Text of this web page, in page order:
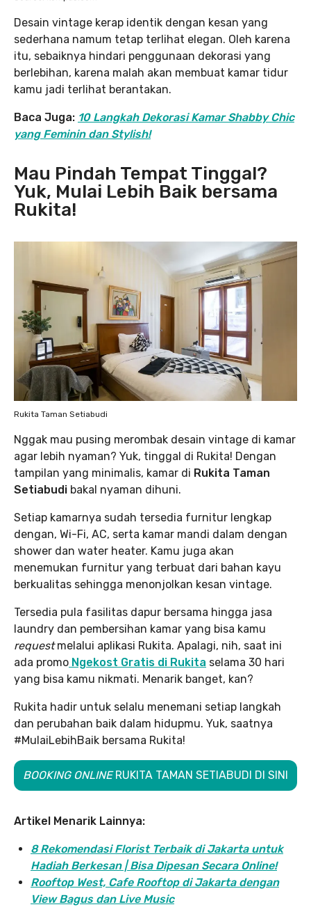
Desain vintage kerap identik dengan kesan yang
sederhana namum tetap terlihat elegan. Oleh karena
itu, sebaiknya hindari penggunaan dekorasi yang
berlebihan, karena malah akan membuat kamar tidur
kamu jadi terlihat berantakan.
Baca Juga: 10 Langkah Dekorasi Kamar Shabby Chic
yang Feminin dan Stylish!
Mau Pindah Tempat Tinggal?
Yuk, Mulai Lebih Baik bersama
Rukita!
Rukita Taman Setiabudi
Nggak mau pusing merombak desain vintage di kamar
agar lebih nyaman? Yuk, tinggal di Rukita! Dengan
tampilan yang minimalis, kamar di Rukita Taman
Setiabudi bakal nyaman dihuni.
Setiap kamarnya sudah tersedia furnitur lengkap
dengan, Wi-Fi, AC, serta kamar mandi dalam dengan
shower dan water heater. Kamu juga akan
menemukan furnitur yang terbuat dari bahan kayu
berkualitas sehingga menonjolkan kesan vintage.
Tersedia pula fasilitas dapur bersama hingga jasa
laundry dan pembersihan kamar yang bisa kamu
requestmelalui aplikasi Rukita. Apalagi, nih, saat ini
ada promo Ngekost Gratis di Rukita selama 30 hari
yang bisa kamu nikmati. Menarik banget, kan?
Rukita hadir untuk selalu menemani setiap langkah
dan perubahan baik dalam hidupmu. Yuk, saatnya
#MulaiLebihBaik bersama Rukita!
BOOKING ONLINE RUKITA TAMAN SETIABUDI DI SINI
Artikel Menarik Lainnya:
8 Rekomendasi Florist Terbaik di Jakarta untuk
Hadiah Berkesan | Bisa Dipesan Secara Online!
Rooftop West, Cafe Rooftop di Jakarta dengan
View Bagus dan Live Music